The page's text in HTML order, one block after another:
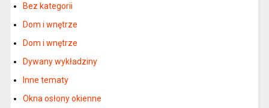
Bez kategorii
Dom i wnętrze
Dom i wnętrze
Dywany wykładziny
Inne tematy
Okna osłony okienne